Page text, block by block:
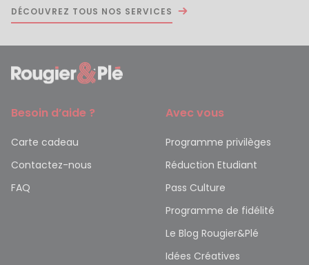
DÉCOUVREZ TOUS NOS SERVICES
Besoin d’aide ?
Carte cadeau
Contactez-nous
FAQ
Avec vous
Programme privilèges
Réduction Etudiant
Pass Culture
Programme de fidélité
Le Blog Rougier&Plé
Idées Créatives